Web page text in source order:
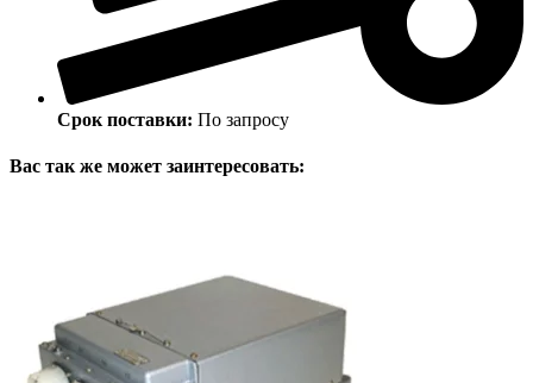
Срок поставки: По запросу
Вас так же может заинтересовать: